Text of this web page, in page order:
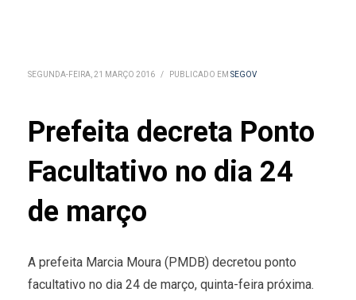
SEGUNDA-FEIRA, 21 MARÇO 2016 / PUBLICADO EM SEGOV
Prefeita decreta Ponto
Facultativo no dia 24
de março
A prefeita Marcia Moura (PMDB) decretou ponto
facultativo no dia 24 de março, quinta-feira próxima.